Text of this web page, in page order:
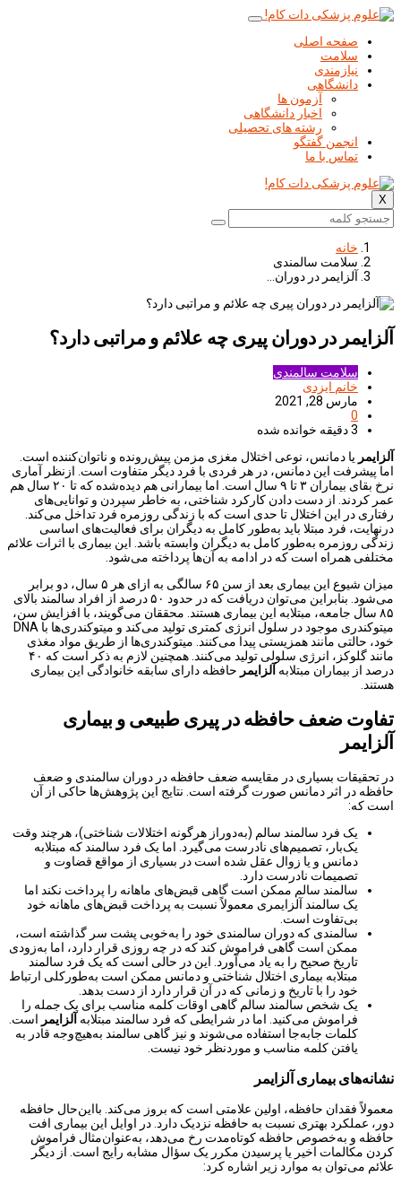
صفحه اصلی
سلامت
نیازمندی
دانشگاهی
آزمون ها
اخبار دانشگاهی
رشته های تحصیلی
انجمن گفتگو
تماس با ما
X
خانه
سلامت سالمندی
آلزایمر در دوران…
آلزایمر در دوران پیری چه علائم و مراتبی دارد؟
سلامت سالمندی
خانم ایزدی
مارس 28, 2021
0
3 دقیقه خوانده شده
آلزایمر یا دمانس، نوعی اختلال مغزی مزمن پیش‌رونده و ناتوان‌کننده است.
اما پیشرفت این دمانس، در هر فردی با فرد دیگر متفاوت است. ازنظر آماری
نرخ بقای بیماران ۳ تا ۹ سال است. اما بیمارانی هم دیده‌شده که تا ۲۰ سال هم
عمر کردند. از دست دادن کارکرد شناختی، به خاطر سپردن و توانایی‌های
رفتاری در این اختلال تا حدی است که با زندگی روزمره فرد تداخل می‌کند.
درنهایت، فرد مبتلا باید به‌طور کامل به دیگران برای فعالیت‌های اساسی
زندگی روزمره به‌طور کامل به دیگران وابسته باشد. این بیماری با اثرات علائم
مختلفی همراه است که در ادامه به آن‌ها پرداخته می‌شود.
میزان شیوع این بیماری بعد از سن ۶۵ سالگی به ازای هر ۵ سال، دو برابر
می‌شود. بنابراین می‌توان دریافت که در حدود ۵۰ درصد از افراد سالمند بالای
۸۵ سال جامعه، مبتلابه این بیماری هستند. محققان می‌گویند، با افزایش سن،
میتوکندری موجود در سلول انرژی کمتری تولید می‌کند و میتوکندری‌ها با DNA
خود، حالتی مانند همزیستی پیدا می‌کنند. میتوکندری‌ها از طریق مواد مغذی
مانند گلوکز، انرژی سلولی تولید می‌کنند. همچنین لازم به ذکر است که ۴۰
درصد از بیماران مبتلابه آلزایمر حافظه دارای سابقه خانوادگی این بیماری
هستند.
تفاوت ضعف حافظه در پیری طبیعی و بیماری
آلزایمر
در تحقیقات بسیاری در مقایسه ضعف حافظه در دوران سالمندی و ضعف
حافظه در اثر دمانس صورت گرفته است. نتایج این پژوهش‌ها حاکی از آن
است که:
یک فرد سالمند سالم (به‌دوراز هرگونه اختلالات شناختی)، هرچند وقت
یک‌بار، تصمیم‌های نادرست می‌گیرد. اما یک فرد سالمند که مبتلابه
دمانس و یا زوال عقل شده است در بسیاری از مواقع قضاوت و
تصمیمات نادرست دارد.
سالمند سالم ممکن است گاهی قبض‌های ماهانه را پرداخت نکند اما
یک سالمند آلزایمری معمولاً نسبت به پرداخت قبض‌های ماهانه خود
بی‌تفاوت است.
سالمندی که دوران سالمندی خود را به‌خوبی پشت سر گذاشته است،
ممکن است گاهی فراموش کند که در چه روزی قرار دارد، اما به‌زودی
تاریخ صحیح را به یاد می‌آورد. این در حالی است که یک فرد سالمند
مبتلابه بیماری اختلال شناختی و دمانس ممکن است به‌طورکلی ارتباط
خود را با تاریخ و زمانی که در آن قرار دارد از دست بدهد.
یک شخص سالمند سالم گاهی اوقات کلمه مناسب برای یک جمله را
فراموش می‌کنید. اما در شرایطی که فرد سالمند مبتلابه آلزایمر است.
کلمات جابه‌جا استفاده می‌شوند و نیز گاهی سالمند به‌هیچ‌وجه قادر به
یافتن کلمه مناسب و موردنظر خود نیست.
نشانه‌های بیماری آلزایمر
معمولاً فقدان حافظه، اولین علامتی است که بروز می‌کند. بااین‌حال حافظه
دور، عملکرد بهتری نسبت به حافظه نزدیک دارد. در اوایل این بیماری افت
حافظه و به‌خصوص حافظه کوتاه‌مدت رخ می‌دهد، به‌عنوان‌مثال فراموش
کردن مکالمات اخیر یا پرسیدن مکرر یک سؤال مشابه رایج است. از دیگر
علائم می‌توان به موارد زیر اشاره کرد: